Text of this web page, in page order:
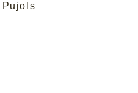
Pujols